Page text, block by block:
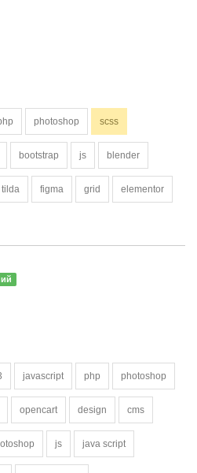
photoshop scss
bootstrap js blender
tilda figma grid elementor
javascript php photoshop
opencart design cms
js java script